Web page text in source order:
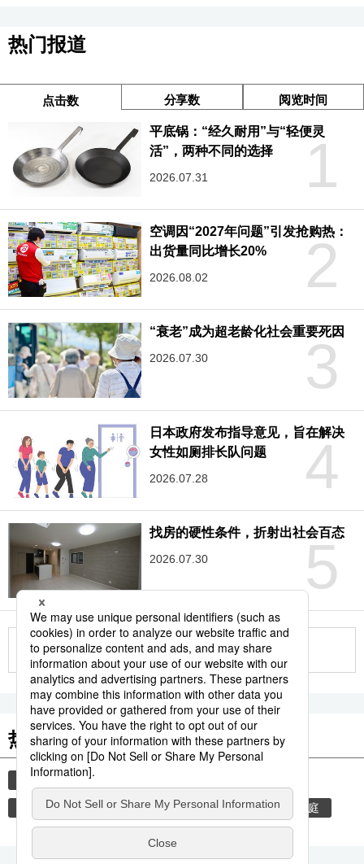
热门报道
点击数 分享数 阅览时间
1
平底锅：“经久耐用”与“轻便灵
活”，两种不同的选择
2026.07.31
2
空调因“2027年问题”引发抢购热：
出货量同比增长20%
2026.08.02
3
“衰老”成为超老龄化社会重要死因
2026.07.30
4
日本政府发布指导意见，旨在解决
女性如厕排长队问题
2026.07.28
5
找房的硬性条件，折射出社会百态
2026.07.30
更多
热门关键词
生活与旅游
少子化 性 恋爱 饮食 旅游 家庭